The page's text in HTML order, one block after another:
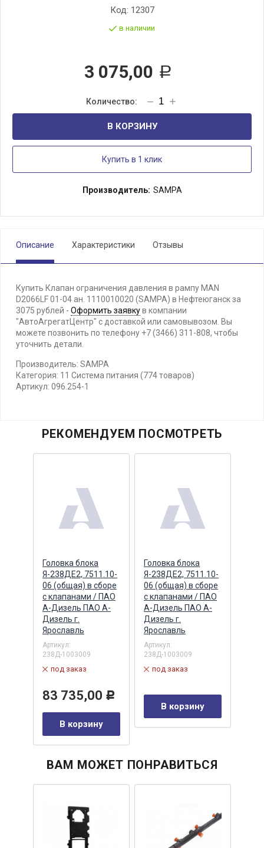
Код: 12307
в наличии
3 075,00 Р
В КОРЗИНУ
Купить в 1 клик
Производитель: SAMPA
Описание Характеристики Отзывы
Купить Клапан ограничения давления в рампу MAN
D2066LF 01-04 ан. 1110010020 (SAMPA) в Нефтеюганск за
3075 рублей - Оформить заявкув компании
"АвтоАгрегатЦентр" с доставкой или самовывозом. Вы
можете позвонить по телефону +7 (3466) 311-808, чтобы
уточнить детали.
Производитель: SAMPA
Категория: 11 Система питания (774 товаров)
Артикул: 096.254-1
РЕКОМЕНДУЕМ ПОСМОТРЕТЬ
Головка блока
Я-238ДЕ2, 7511.10-
06 (общая) в сборе
с клапанами / ПАО
А-Дизель ПАО А-
Дизель г.
Ярославль
Артикул:
238Д-1003009
под заказ
83 735,00 Р
В корзину
Головка блока
Я-238ДЕ2, 7511.10-
06 (общая) в сборе
с клапанами / ПАО
А-Дизель ПАО А-
Дизель г.
Ярославль
Артикул:
238Д-1003009
под заказ
В корзину
ВАМ МОЖЕТ ПОНРАВИТЬСЯ